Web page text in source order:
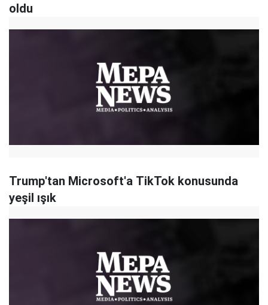
oldu
Trump'tan Microsoft'a TikTok konusunda
yeşil ışık